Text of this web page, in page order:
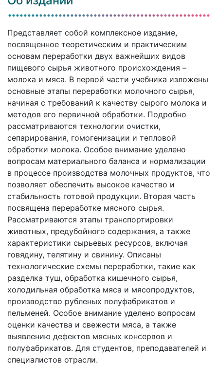
Представляет собой комплексное издание,
посвященное теоретическим и практическим
основам переработки двух важнейших видов
пищевого сырья животного происхождения –
молока и мяса. В первой части учебника изложены
основные этапы переработки молочного сырья,
начиная с требований к качеству сырого молока и
методов его первичной обработки. Подробно
рассматриваются технологии очистки,
сепарирования, гомогенизации и тепловой
обработки молока. Особое внимание уделено
вопросам материального баланса и нормализации
в процессе производства молочных продуктов, что
позволяет обеспечить высокое качество и
стабильность готовой продукции. Вторая часть
посвящена переработке мясного сырья.
Рассматриваются этапы транспортировки
животных, предубойного содержания, а также
характеристики сырьевых ресурсов, включая
говядину, телятину и свинину. Описаны
технологические схемы переработки, такие как
разделка туш, обработка кишечного сырья,
холодильная обработка мяса и мясопродуктов,
производство рубленых полуфабрикатов и
пельменей. Особое внимание уделено вопросам
оценки качества и свежести мяса, а также
выявлению дефектов мясных консервов и
полуфабрикатов. Для студентов, преподавателей и
специалистов отрасли.